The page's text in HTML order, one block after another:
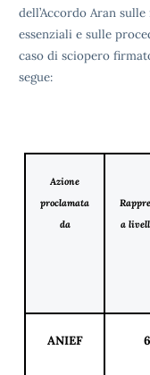
dell’Accordo Aran
essenziali e sulle
caso di sciopero
segue:
Azione
proclamata
da
a
ANIEF